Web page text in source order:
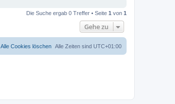
Die Suche ergab 0 Treffer • Seite 1 von 1
Gehe zu
Alle Zeiten sind UTC+01:00
Alle Cookies löschen